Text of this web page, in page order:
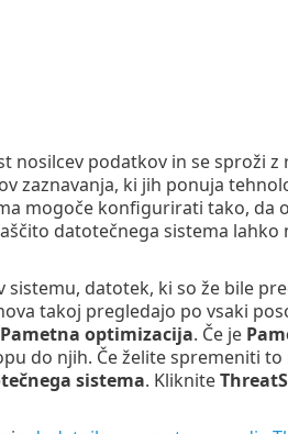
nosilcev podatkov in se sproži
zaznavanja, ki jih ponuja
mogoče konfigurirati tako, da
datotečnega sistema
datotek, ki so že bile
takoj pregledajo po vsaki
Pametna optimizacija. Če je
do njih. Če želite spremeniti
sistema. Kliknite